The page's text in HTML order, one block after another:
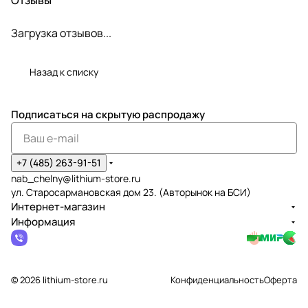
шт.)
Загрузка отзывов...
Назад к списку
Подписаться на скрытую распродажу
+7 (485) 263-91-51
nab_chelny@lithium-store.ru
ул. Старосармановская дом 23. (Авторынок на БСИ)
Интернет-магазин
Информация
© 2026 lithium-store.ru КонфиденциальностьОферта